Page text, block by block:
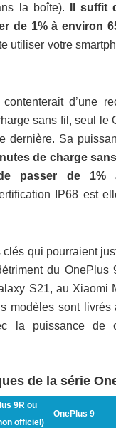
la boîte).
Il suffit
de 1% à environ
utiliser votre
d’une
sans fil, seul le
dernière. Sa
de charge
passer de 1%
IP68 est
qui pourraient
du OnePlus
S21, au Xiaomi
modèles sont
la puissance de
de la série
9R ou
officiel)
OnePlus 9